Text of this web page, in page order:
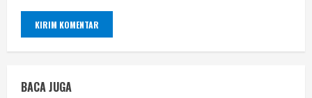
BACA JUGA